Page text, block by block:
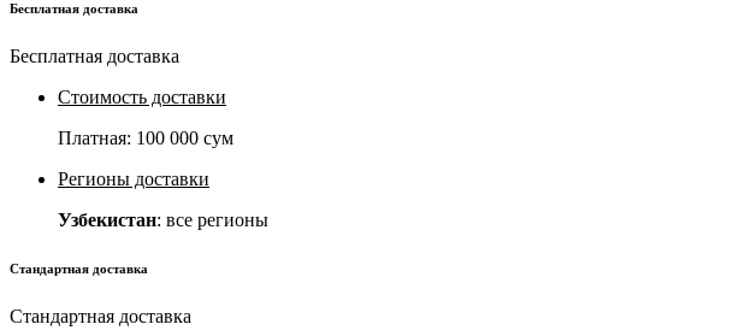
Бесплатная доставка
Бесплатная доставка
Стоимость доставки
Платная: 100 000 сум
Регионы доставки
Узбекистан: все регионы
Стандартная доставка
Стандартная доставка